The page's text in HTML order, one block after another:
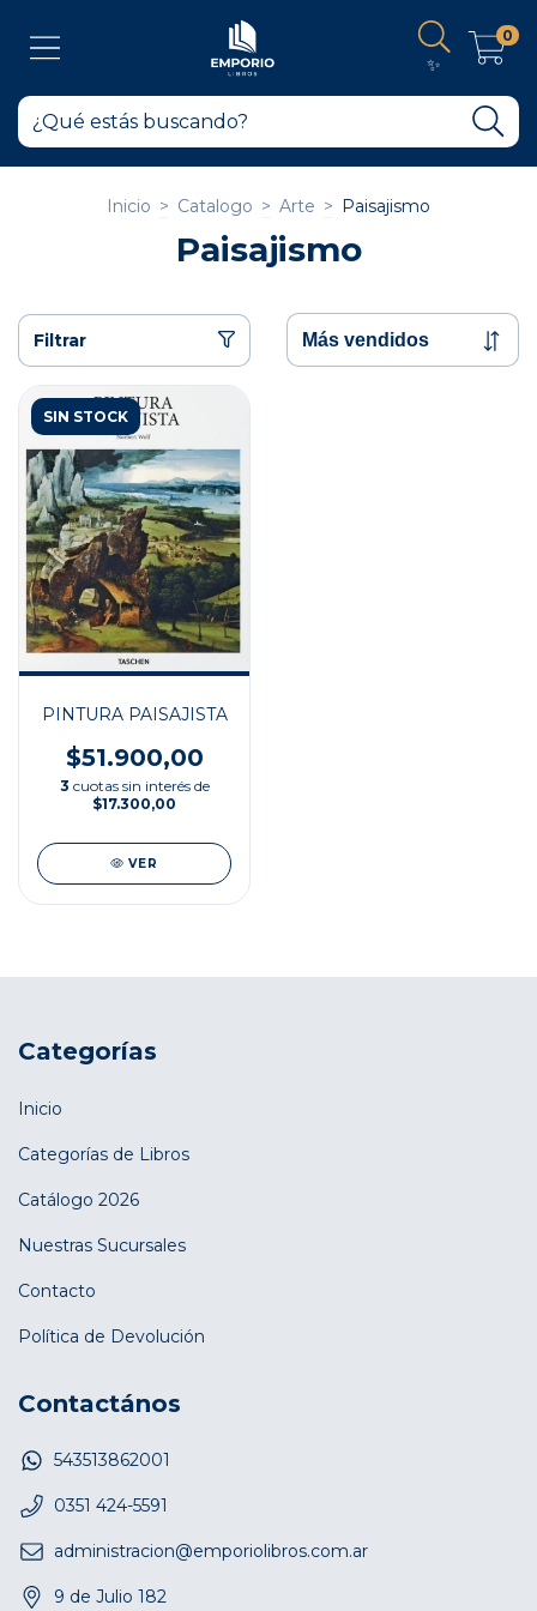
✨
0
Inicio > Catalogo > Arte > Paisajismo
Paisajismo
Filtrar
SIN STOCK
PINTURA PAISAJISTA
$51.900,00
3 cuotas sin interés de
$17.300,00
VER
Categorías
Inicio
Categorías de Libros
Catálogo 2026
Nuestras Sucursales
Contacto
Política de Devolución
Contactános
543513862001
0351 424-5591
administracion@emporiolibros.com.ar
9 de Julio 182